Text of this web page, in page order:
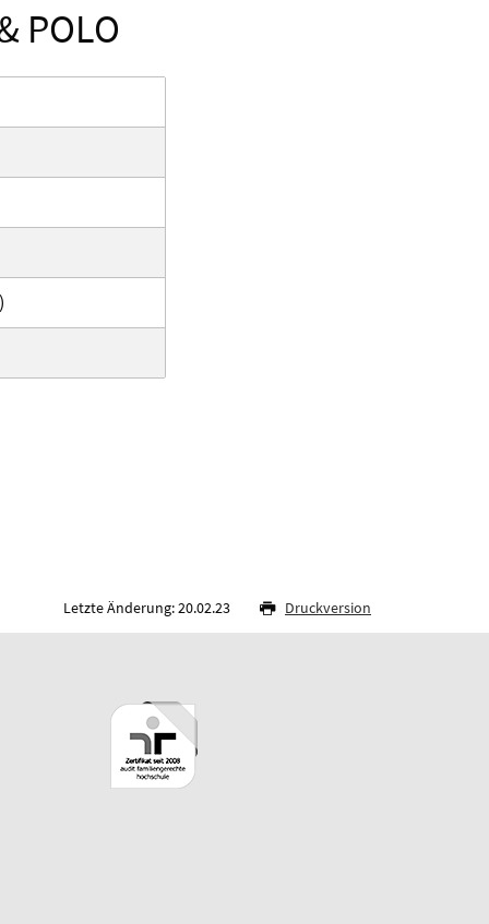
POLO
Letzte Änderung: 20.02.23 Druckversion